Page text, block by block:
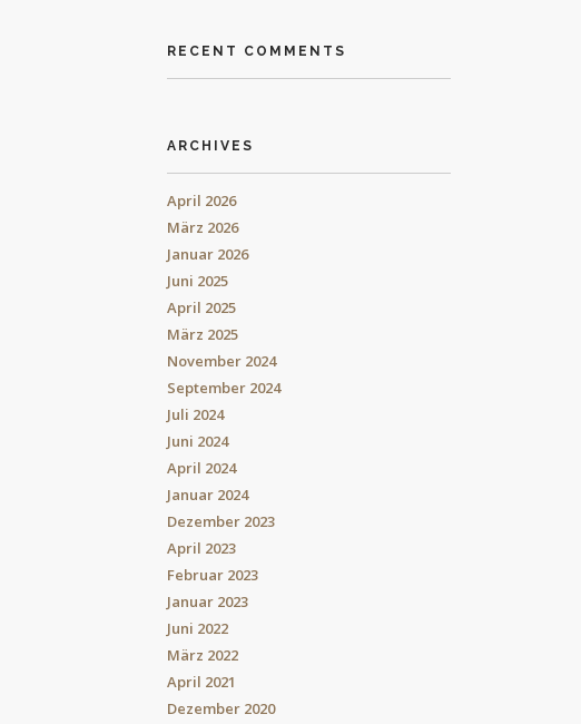
RECENT COMMENTS
ARCHIVES
April 2026
März 2026
Januar 2026
Juni 2025
April 2025
März 2025
November 2024
September 2024
Juli 2024
Juni 2024
April 2024
Januar 2024
Dezember 2023
April 2023
Februar 2023
Januar 2023
Juni 2022
März 2022
April 2021
Dezember 2020